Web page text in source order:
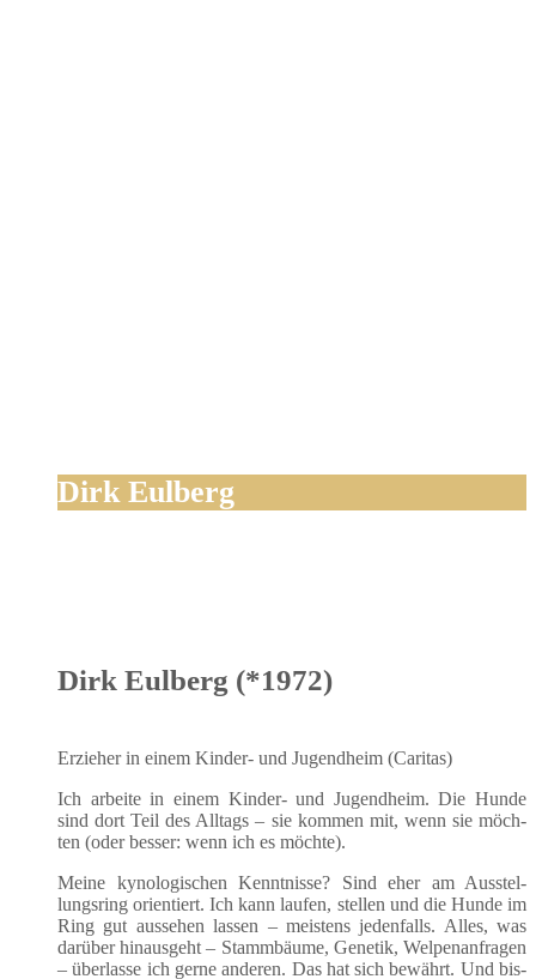
Dirk Eulberg
Dirk Eulberg (*1972)
Erzie­her in einem Kin­der- und Jugend­heim (Cari­tas)
Ich arbei­te in einem Kin­der- und Jugend­heim. Die Hun­de
sind dort Teil des All­tags – sie kom­men mit, wenn sie möch­
ten (oder bes­ser: wenn ich es möchte).
Mei­ne kyno­lo­gi­schen Kennt­nis­se? Sind eher am Aus­stel­
lungs­ring ori­en­tiert. Ich kann lau­fen, stel­len und die Hun­de im
Ring gut aus­se­hen las­sen – meis­tens jeden­falls. Alles, was
dar­über hin­aus­geht – Stamm­bäu­me, Gene­tik, Wel­pen­an­fra­gen
– über­las­se ich ger­ne ande­ren. Das hat sich bewährt. Und bis­